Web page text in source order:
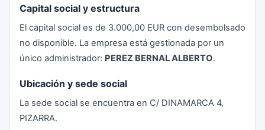
Capital social y estructura
El capital social es de 3.000,00 EUR con desembolsado
no disponible. La empresa está gestionada por un
único administrador: PEREZ BERNAL ALBERTO.
Ubicación y sede social
La sede social se encuentra en C/ DINAMARCA 4,
PIZARRA.